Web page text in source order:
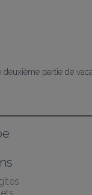
partie de